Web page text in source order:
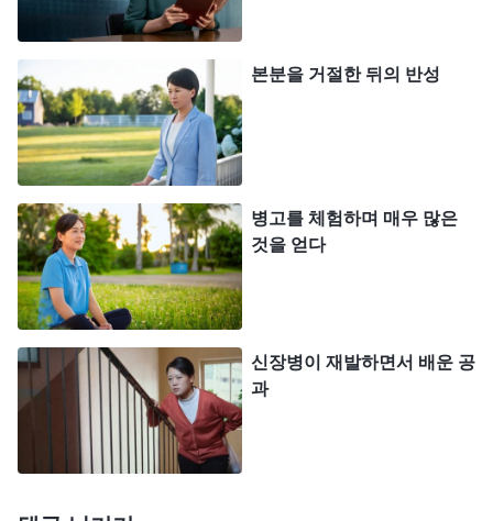
고 진입하는 길을 찾으려고 했습니다. 몸 상태가 어
이행했습니다. 며칠이 지나고 몸이 훨씬 좋아진 것을
느꼈습니다. 기침도 거의 안 하고 체온도 정상적으로
돌아왔으며 에너지와 체력도 잘 회복되었습니다. 저
는 이에 매우 기뻤고, 하나님께서 저의 순종과 회개
의 태도를 보시고 저를 돌보시고 보호해 주신 것이라
생각했습니다. 이렇게 생각하니 불안했던 마음이 조
금 편안해졌습니다.
그러나 다음 날이 되자 갑자기 가슴이 답답하고 아
팠습니다. 기침도 멈추지 않았고 이어서 고열이 나기
시작했으며, 온몸에 힘이 축 빠졌습니다. 제 마음에
갑자기 공포가 엄습했습니다. ‘확진된 이후로 나는
본분을 거절한 뒤의 반성
병고를 체험하며 매우 많은
것을 얻다
신장병이 재발하면서 배운 공
과